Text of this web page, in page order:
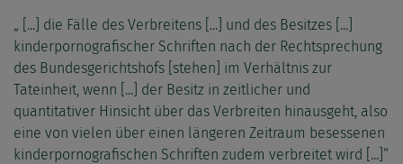
„ [...] die Fälle des Verbreitens [...] und des Besitzes [...]
kinderpornografischer Schriften nach der Rechtsprechung
des Bundesgerichtshofs [stehen] im Verhältnis zur
Tateinheit, wenn [...] der Besitz in zeitlicher und
quantitativer Hinsicht über das Verbreiten hinausgeht, also
eine von vielen über einen längeren Zeitraum besessenen
kinderpornografischen Schriften zudem verbreitet wird [...]“